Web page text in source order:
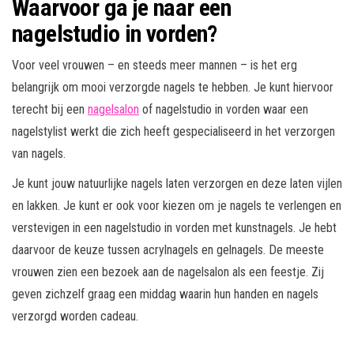
Waarvoor ga je naar een
nagelstudio in vorden?
Voor veel vrouwen – en steeds meer mannen – is het erg
belangrijk om mooi verzorgde nagels te hebben. Je kunt hiervoor
terecht bij een nagelsalon of nagelstudio in vorden waar een
nagelstylist werkt die zich heeft gespecialiseerd in het verzorgen
van nagels.
Je kunt jouw natuurlijke nagels laten verzorgen en deze laten vijlen
en lakken. Je kunt er ook voor kiezen om je nagels te verlengen en
verstevigen in een nagelstudio in vorden met kunstnagels. Je hebt
daarvoor de keuze tussen acrylnagels en gelnagels. De meeste
vrouwen zien een bezoek aan de nagelsalon als een feestje. Zij
geven zichzelf graag een middag waarin hun handen en nagels
verzorgd worden cadeau.